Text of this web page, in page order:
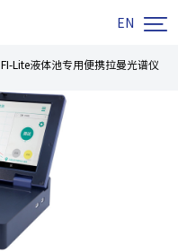
EN 
FI-Lite液体池专用便携拉曼光谱仪